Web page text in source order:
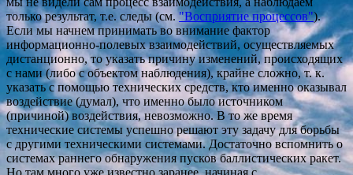
только результат, т.е. следы (см."Восприятие процессов").
Если мы начнем принимать во внимание фактор
информационно-полевых взаимодействий, осуществляемых
дистанционно, то указать причину изменений, происходящих
с нами (либо с объектом наблюдения), крайне сложно, т. к.
указать с помощью технических средств, кто именно оказывал
воздействие (думал), что именно было источником
(причиной) воздействия, невозможно. В то же время
технические системы успешно решают эту задачу для борьбы
с другими техническими системами. Достаточно вспомнить о
системах раннего обнаружения пусков баллистических ракет.
Но там много уже известно заранее, начиная с